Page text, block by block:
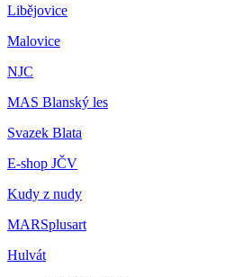
Libějovice
Malovice
NJC
MAS Blanský les
Svazek Blata
E-shop JČV
Kudy z nudy
MARSplusart
Hulvát